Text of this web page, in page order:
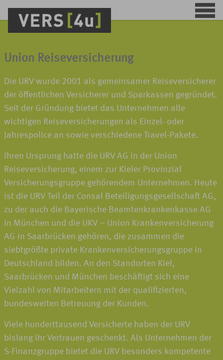
Union Reiseversicherung
Die URV wurde 2001 als gemeinsamer Reiseversicherer
der öffentlichen Versicherer und Sparkassen gegründet.
Seit der Gründung bietet das Unternehmen alle
wichtigen Reiseversicherungen als Einzel- oder
Jahrespolice an sowie verschiedene Travel-Pakete.
Ihren Ursprung hatte die URV AG in der Union
Reiseversicherung, einem zur Kieler Provinzial
Versicherungsgruppe gehörendem Unternehmen. Heute
ist die URV Teil der Consal Beteiligungsgesellschaft AG,
zu der auch die Bayerische Beamtenkrankenkasse AG
in München und die UKV – Union Krankenversicherung
AG in Saarbrücken gehören, die zusammen die
siebtgrößte private Krankenversicherungsgruppe in
Deutschland bilden. An den Standorten Kiel,
Saarbrücken und München beschäftigt sich eine
Vielzahl von Mitarbeitern mit der qualifizierten,
bundesweiten Betreuung der Kunden.
Viele hunderttausend Versicherte haben der URV
bislang ihr Vertrauen geschenkt. Als Unternehmen der
S-Finanzgruppe bietet die URV besonders kompetente